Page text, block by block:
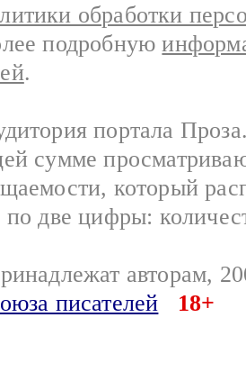
обработки
подробную
.
портала
сумме
который
по две цифры:
авторам,
писателей
18+